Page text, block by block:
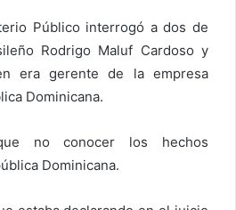
Público interrogó a dos de
Rodrigo Maluf Cardoso y
era gerente de la empresa
Dominicana.
no conocer los hechos
Dominicana.